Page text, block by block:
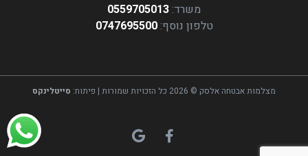
משרד:0559705013
טלפון נוסף:0747695500
מצלמות אבטחה אלסק © 2026 כל הזכויות שמורות | פיתוח: סייטלינקס